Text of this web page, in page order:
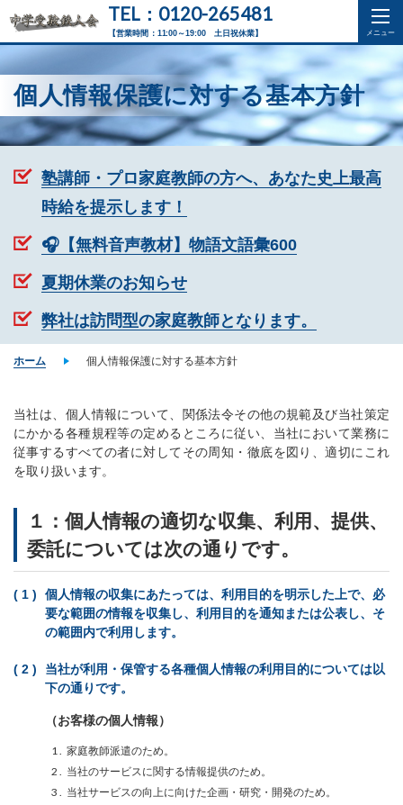
【営業時間：11:00～19:00 土日祝休業】
TEL：0120-265481
個人情報保護に対する基本方針
塾講師・プロ家庭教師の方へ、あなた史上最高
時給を提示します！
🎧【無料音声教材】物語文語彙600
夏期休業のお知らせ
弊社は訪問型の家庭教師となります。
ホーム 個人情報保護に対する基本方針
当社は、個人情報について、関係法令その他の規範及び当社策定
にかかる各種規程等の定めるところに従い、当社において業務に
従事するすべての者に対してその周知・徹底を図り、適切にこれ
を取り扱います。
１：個人情報の適切な収集、利用、提供、
委託については次の通りです。
個人情報の収集にあたっては、利用目的を明示した上で、必
要な範囲の情報を収集し、利用目的を通知または公表し、そ
の範囲内で利用します。
当社が利用・保管する各種個人情報の利用目的については以
下の通りです。
（お客様の個人情報）
家庭教師派遣のため。
当社のサービスに関する情報提供のため。
当社サービスの向上に向けた企画・研究・開発のため。